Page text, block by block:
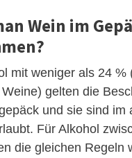
Wein im
mit weniger als 24 %
gelten die
und sie sind im
Für Alkohol
die gleichen Regeln